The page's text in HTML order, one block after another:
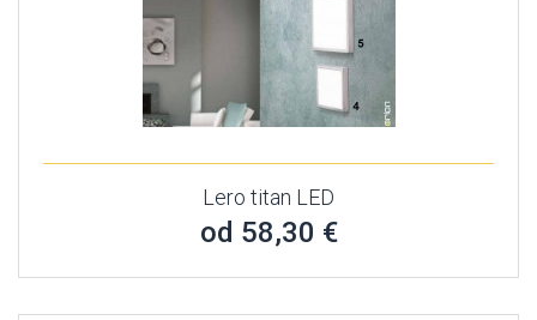
Lero titan LED
od 58,30 €